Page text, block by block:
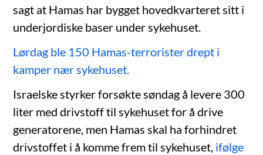
sagt at Hamas har bygget hovedkvarteret sitt i
underjordiske baser under sykehuset.
Lørdag ble 150 Hamas-terrorister drept i
kamper nær sykehuset.
Israelske styrker forsøkte søndag å levere 300
liter med drivstoff til sykehuset for å drive
generatorene, men Hamas skal ha forhindret
drivstoffet i å komme frem til sykehuset, ifølge